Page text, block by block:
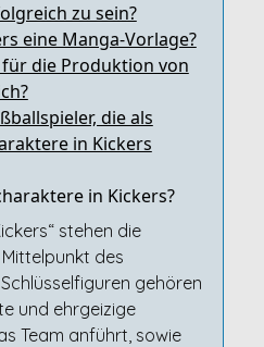
zu sein?
eine Manga-Vorlage?
die Produktion von
die als
in Kickers
in Kickers?
stehen die
des
gehören
und ehrgeizige
Team anführt, sowie